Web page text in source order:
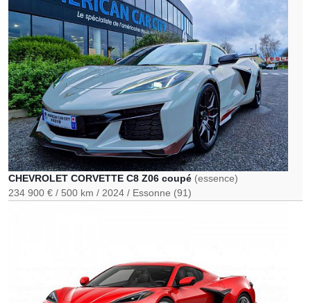
CHEVROLET CORVETTE C8 Z06 coupé (essence)
234 900 €
500 km 2024 Essonne (91)